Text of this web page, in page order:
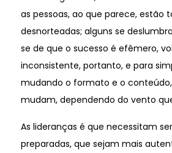
as pessoas, ao que parece, estão
desnorteadas; alguns se
se de que o sucesso é efêmero,
inconsistente, portanto, e para
mudando o formato e o
mudam, dependendo do vento
As lideranças é que necessitam
preparadas, que sejam mais